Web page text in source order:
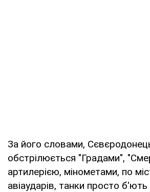
За його словами,
обстрілюється "Градами",
артилерією, мінометами, по
авіаударів, танки просто